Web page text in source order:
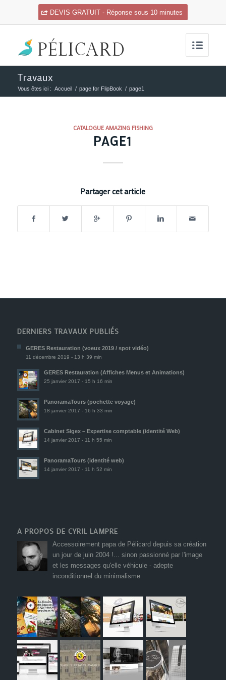
DEVIS GRATUIT - Réponse sous 10 minutes
Travaux
Vous êtes ici : Accueil / page for FlipBook / page1
CATALOGUE AMAZING FISHING
PAGE1
Partager cet article
DERNIERS TRAVAUX PUBLIÉS
GERES Restauration (voeux 2019 / spot vidéo)
11 décembre 2019 - 13 h 39 min
GERES Restauration (Affiches Menus et Animations)
25 janvier 2017 - 15 h 16 min
PanoramaTours (pochette voyage)
18 janvier 2017 - 16 h 33 min
Cabinet Sigex – Expertise comptable (identité Web)
14 janvier 2017 - 11 h 55 min
PanoramaTours (identité web)
14 janvier 2017 - 11 h 52 min
A PROPOS DE CYRIL LAMPRE
Accessoirement papa de Pélicard depuis sa création
un jour de juin 2004 !... sinon passionné par l'image
et les messages qu'elle véhicule - adepte
inconditionnel du minimalisme